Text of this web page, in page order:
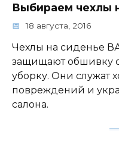
Выбираем чехлы
18 августа, 2016
Чехлы на сиденье
защищают обшивку
уборку. Они служат
повреждений и
салона.